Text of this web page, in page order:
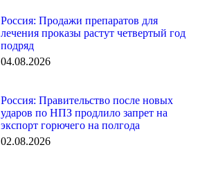
Россия: Продажи препаратов для
лечения проказы растут четвертый год
подряд
04.08.2026
Россия: Правительство после новых
ударов по НПЗ продлило запрет на
экспорт горючего на полгода
02.08.2026